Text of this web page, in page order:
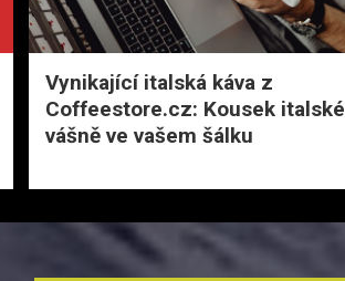
Vynikající italská káva z
Coffeestore.cz: Kousek italské
vášně ve vašem šálku